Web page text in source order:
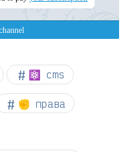
⚛ cms
✊ права